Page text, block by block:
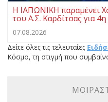
Η ΙΑΠΩΝΙΚΗ παραμένει
του Α.Σ. Καρδίτσας για
07.08.2026
Δείτε όλες τις τελευταίες
Κόσμο, τη στιγμή που